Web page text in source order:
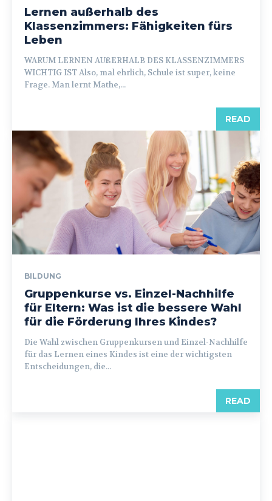
Lernen außerhalb des
Klassenzimmers: Fähigkeiten fürs
Leben
WARUM LERNEN AUßERHALB DES KLASSENZIMMERS
WICHTIG IST Also, mal ehrlich, Schule ist super, keine
Frage. Man lernt Mathe,...
READ
BILDUNG
Gruppenkurse vs. Einzel-Nachhilfe
für Eltern: Was ist die bessere Wahl
für die Förderung Ihres Kindes?
Die Wahl zwischen Gruppenkursen und Einzel-Nachhilfe
für das Lernen eines Kindes ist eine der wichtigsten
Entscheidungen, die...
READ